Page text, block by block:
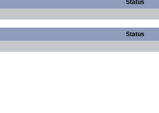
Status
Status